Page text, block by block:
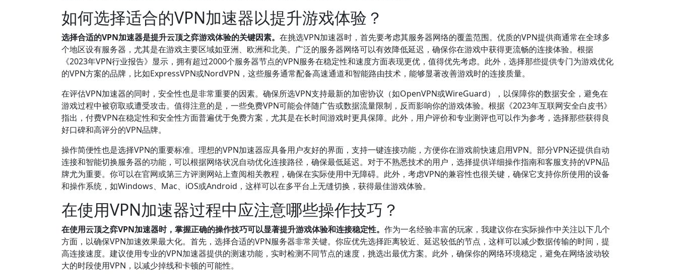
如何选择适合的VPN加速器以提升游戏体验？
选择合适的VPN加速器是提升云顶之弈游戏体验的关键因素。 在挑选VPN加速器时，首先要考虑其服务器网络的覆盖范围。优质的VPN提供商通常在全球多
个地区设有服务器，尤其是在游戏主要区域如亚洲、欧洲和北美。广泛的服务器网络可以有效降低延迟，确保你在游戏中获得更流畅的连接体验。根据
《2023年VPN行业报告》显示，拥有超过2000个服务器节点的VPN服务在稳定性和速度方面表现更优，值得优先考虑。此外，选择那些提供专门为游戏优化
的VPN方案的品牌，比如ExpressVPN或NordVPN，这些服务通常配备高速通道和智能路由技术，能够显著改善游戏时的连接质量。
在评估VPN加速器的同时，安全性也是非常重要的因素。确保所选VPN支持最新的加密协议（如OpenVPN或WireGuard），以保障你的数据安全，避免在
游戏过程中被窃取或遭受攻击。值得注意的是，一些免费VPN可能会伴随广告或数据流量限制，反而影响你的游戏体验。根据《2023年互联网安全白皮书》
指出，付费VPN在稳定性和安全性方面普遍优于免费方案，尤其是在长时间游戏时更具保障。此外，用户评价和专业测评也可以作为参考，选择那些获得良
好口碑和高评分的VPN品牌。
操作简便性也是选择VPN的重要标准。理想的VPN加速器应具备用户友好的界面，支持一键连接功能，方便你在游戏前快速启用VPN。部分VPN还提供自动
连接和智能切换服务器的功能，可以根据网络状况自动优化连接路径，确保最低延迟。对于不熟悉技术的用户，选择提供详细操作指南和客服支持的VPN品
牌尤为重要。你可以在官网或第三方评测网站上查阅相关教程，确保在实际使用中无障碍。此外，考虑VPN的兼容性也很关键，确保它支持你所使用的设备
和操作系统，如Windows、Mac、iOS或Android，这样可以在多平台上无缝切换，获得最佳游戏体验。
在使用VPN加速器过程中应注意哪些操作技巧？
在使用云顶之弈VPN加速器时，掌握正确的操作技巧可以显著提升游戏体验和连接稳定性。 作为一名经验丰富的玩家，我建议你在实际操作中关注以下几个
方面，以确保VPN加速效果最大化。首先，选择合适的VPN服务器非常关键。你应优先选择距离较近、延迟较低的节点，这样可以减少数据传输的时间，提
高连接速度。建议使用专业的VPN加速器提供的测速功能，实时检测不同节点的速度，挑选出最优方案。此外，确保你的网络环境稳定，避免在网络波动较
大的时段使用VPN，以减少掉线和卡顿的可能性。